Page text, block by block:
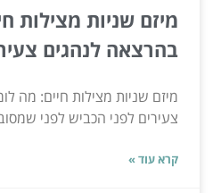
מיזם שניות מצילות
בהרצאה לנהגים
מיזם שניות מצילות חיים: מה
צעירים לפני הכביש לפני
קרא עוד »